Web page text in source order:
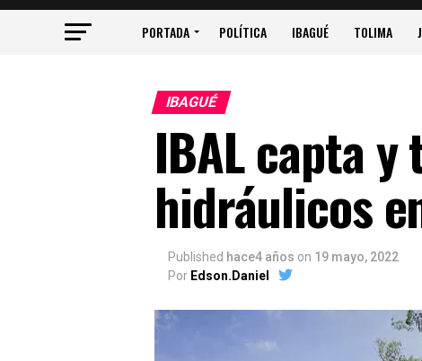
PORTADA POLÍTICA IBAGUÉ TOLIMA
IBAGUÉ
IBAL capta
hidráulicos
Published hace4 años on 19 mayo, 2022
Por Edson.Daniel